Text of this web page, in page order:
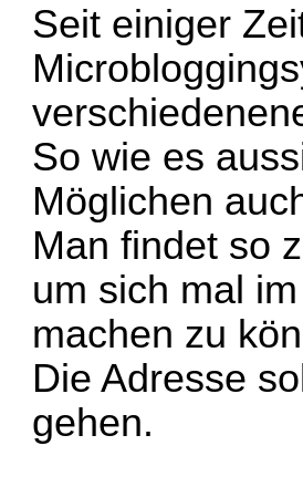
Seit einiger
So wie es
Möglichen
Man findet so
um sich mal
machen zu
Die Adresse
gehen.